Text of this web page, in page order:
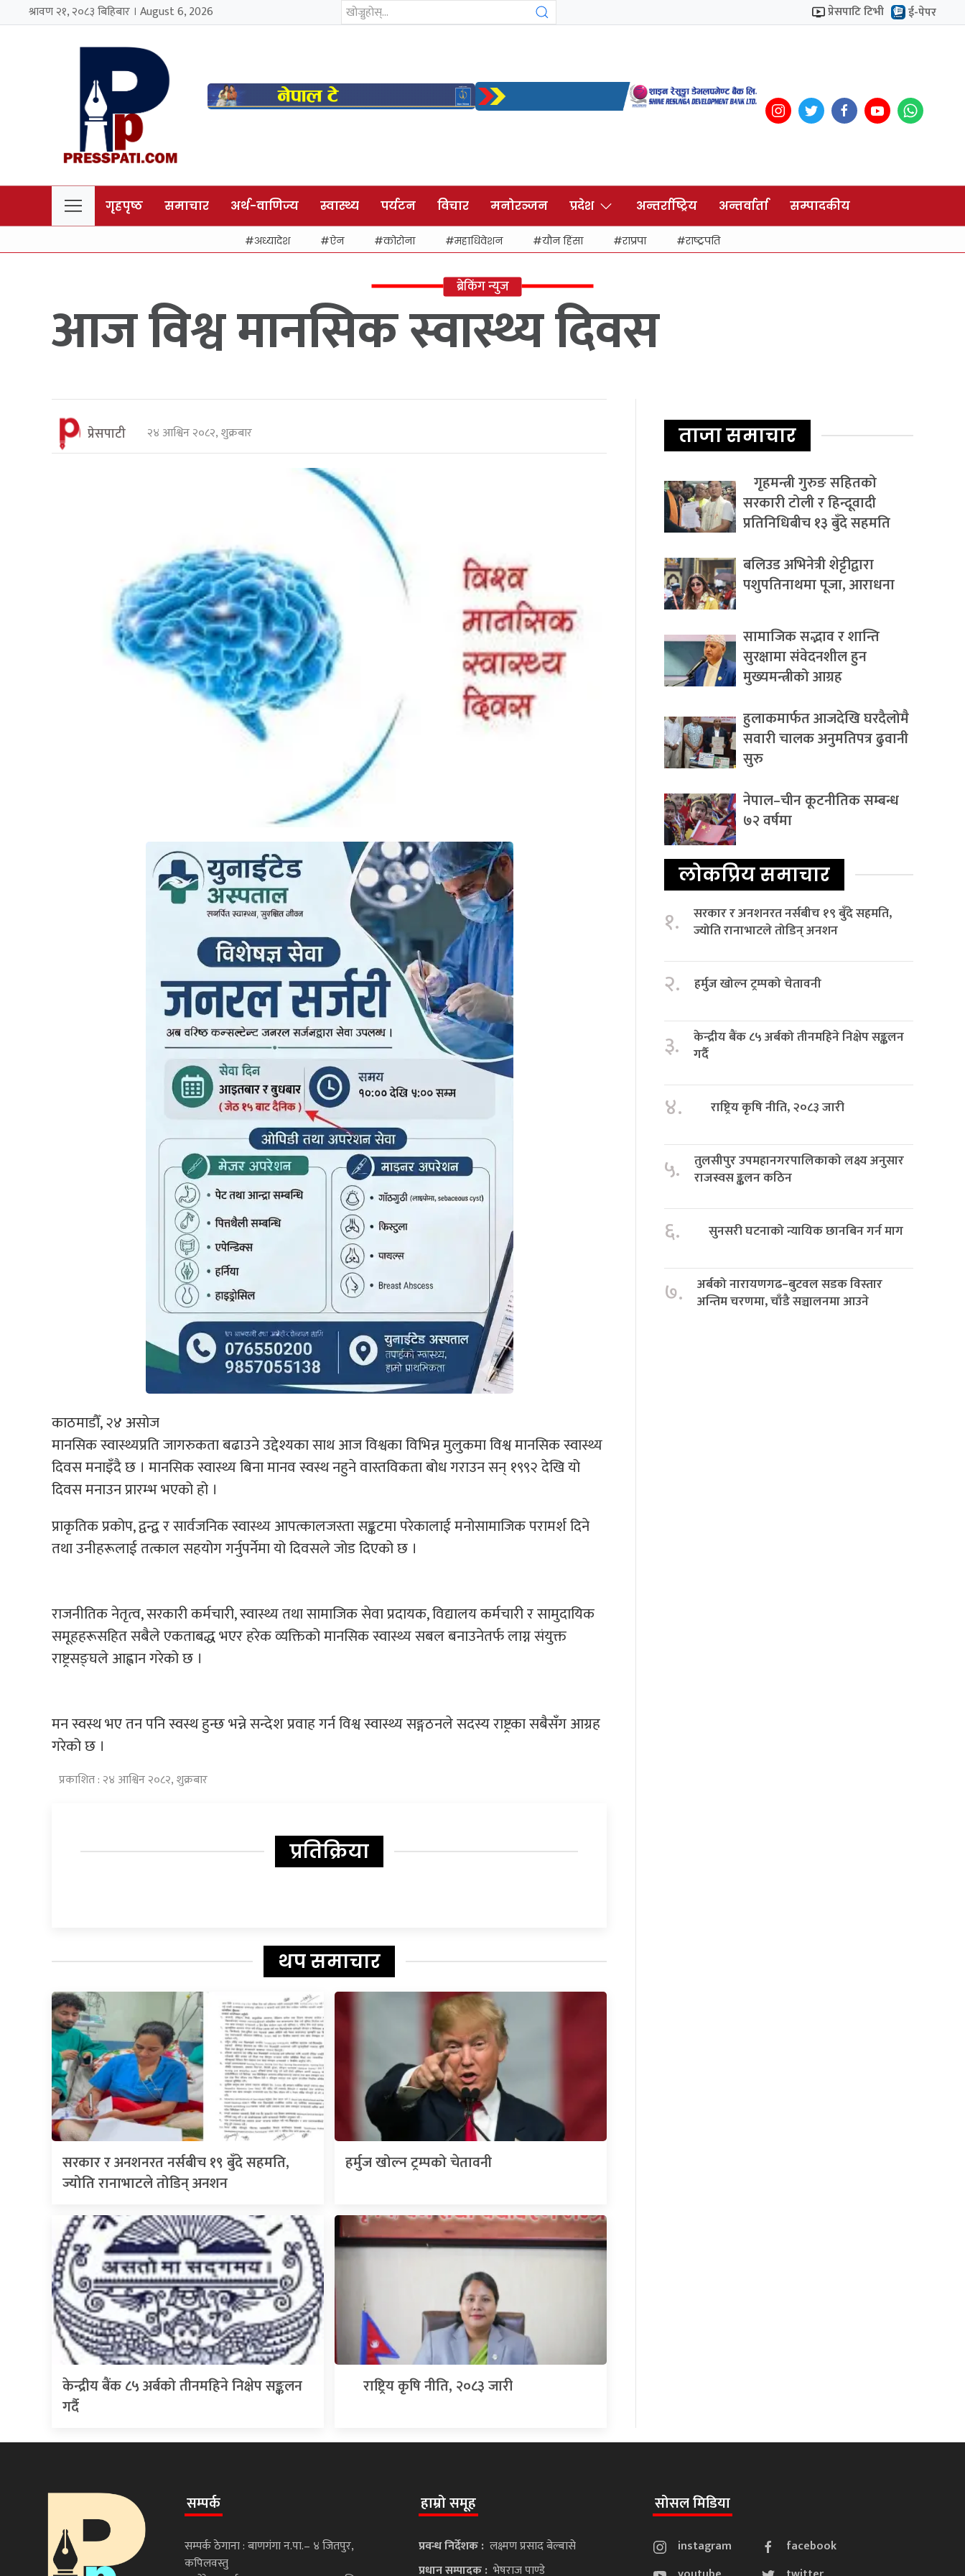
श्रावण २१, २०८३ बिहिबार । August 6, 2026 प्रेसपाटि टिभी ई-पेपर
गृहपृष्ठ समाचार अर्थ-वाणिज्य स्वास्थ्य पर्यटन विचार मनोरञ्जन प्रदेश अन्तर्राष्ट्रिय अन्तर्वार्ता सम्पादकीय
अध्यादेश ऐन कोरोना महाधिवेशन यौन हिंसा राप्रपा राष्ट्रपति
ब्रेकिंग न्युज
आज विश्व मानसिक स्वास्थ्य दिवस
प्रेसपाटी २४ आश्विन २०८२, शुक्रबार
काठमाडौँ, २४ असोज
मानसिक स्वास्थ्यप्रति जागरुकता बढाउने उद्देश्यका साथ आज विश्वका विभिन्न मुलुकमा विश्व मानसिक स्वास्थ्य
दिवस मनाइँदै छ । मानसिक स्वास्थ्य बिना मानव स्वस्थ नहुने वास्तविकता बोध गराउन सन् १९९२ देखि यो
दिवस मनाउन प्रारम्भ भएको हो ।
प्राकृतिक प्रकोप, द्वन्द्व र सार्वजनिक स्वास्थ्य आपत्कालजस्ता सङ्कटमा परेकालाई मनोसामाजिक परामर्श दिने
तथा उनीहरूलाई तत्काल सहयोग गर्नुपर्नेमा यो दिवसले जोड दिएको छ ।
राजनीतिक नेतृत्व, सरकारी कर्मचारी, स्वास्थ्य तथा सामाजिक सेवा प्रदायक, विद्यालय कर्मचारी र सामुदायिक
समूहहरूसहित सबैले एकताबद्ध भएर हरेक व्यक्तिको मानसिक स्वास्थ्य सबल बनाउनेतर्फ लाग्न संयुक्त
राष्ट्रसङ्घले आह्वान गरेको छ ।
मन स्वस्थ भए तन पनि स्वस्थ हुन्छ भन्ने सन्देश प्रवाह गर्न विश्व स्वास्थ्य सङ्गठनले सदस्य राष्ट्रका सबैसँग आग्रह
गरेको छ ।
प्रकाशित : २४ आश्विन २०८२, शुक्रबार
प्रतिक्रिया
थप समाचार
सरकार र अनशनरत नर्सबीच १९ बुँदे सहमति,
ज्योति रानाभाटले तोडिन् अनशन
हर्मुज खोल्न ट्रम्पको चेतावनी
केन्द्रीय बैंक ८५ अर्बको तीनमहिने निक्षेप सङ्कलन
गर्दै
राष्ट्रिय कृषि नीति, २०८३ जारी
ताजा समाचार
गृहमन्त्री गुरुङ सहितको
सरकारी टोली र हिन्दूवादी
प्रतिनिधिबीच १३ बुँदे सहमति
बलिउड अभिनेत्री शेट्टीद्वारा
पशुपतिनाथमा पूजा, आराधना
सामाजिक सद्भाव र शान्ति
सुरक्षामा संवेदनशील हुन
मुख्यमन्त्रीको आग्रह
हुलाकमार्फत आजदेखि घरदैलोमै
सवारी चालक अनुमतिपत्र ढुवानी
सुरु
नेपाल–चीन कूटनीतिक सम्बन्ध
७२ वर्षमा
लोकप्रिय समाचार
१.
सरकार र अनशनरत नर्सबीच १९ बुँदे सहमति,
ज्योति रानाभाटले तोडिन् अनशन
२. हर्मुज खोल्न ट्रम्पको चेतावनी
३.
केन्द्रीय बैंक ८५ अर्बको तीनमहिने निक्षेप सङ्कलन
गर्दै
४. राष्ट्रिय कृषि नीति, २०८३ जारी
५.
तुलसीपुर उपमहानगरपालिकाको लक्ष्य अनुसार
राजस्वस ङ्कलन कठिन
६. सुनसरी घटनाको न्यायिक छानबिन गर्न माग
७.
अर्बको नारायणगढ–बुटवल सडक विस्तार
अन्तिम चरणमा, चाँडै सञ्चालनमा आउने
सम्पर्क
सम्पर्क ठेगाना : बाणगंगा न.पा.– ४ जितपुर,
कपिलवस्तु
हाम्रो समूह
प्रवन्ध निर्देशक :लक्ष्मण प्रसाद बेल्बासे
प्रधान सम्पादक :भेषराज पाण्डे
सोसल मिडिया
instagram
facebook